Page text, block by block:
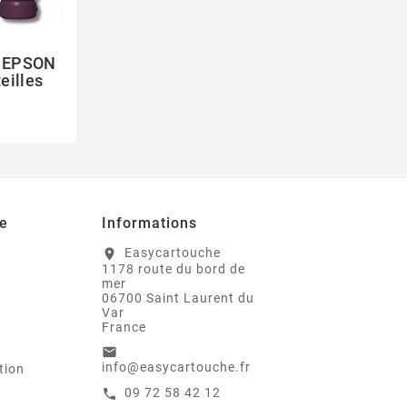
Informations
location_on
Easycartouche
1178 route du bord de
mer
06700 Saint Laurent du
Var
France
email
info@easycartouche.fr
call 09 72 58 42 12